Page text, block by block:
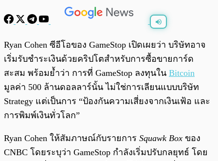
0:00/
Ryan Cohen ซีอีโอของ GameStop เปิดเผยว่า บริษัทอาจ
เริ่มรับชำระเงินด้วยคริปโตสำหรับการซื้อขายการ์ด
สะสม พร้อมย้ำว่า การที่ GameStop ลงทุนใน Bitcoin
มูลค่า 500 ล้านดอลลาร์นั้น ไม่ใช่การเลียนแบบบริษัท
Strategy แต่เป็นการ “ป้องกันความเสี่ยงจากเงินเฟ้อ และ
การพิมพ์เงินทั่วโลก”
Ryan Cohen ให้สัมภาษณ์กับรายการ Squawk Box ของ
CNBC โดยระบุว่า GameStop กำลังเริ่มปรับกลยุทธ์ โดย